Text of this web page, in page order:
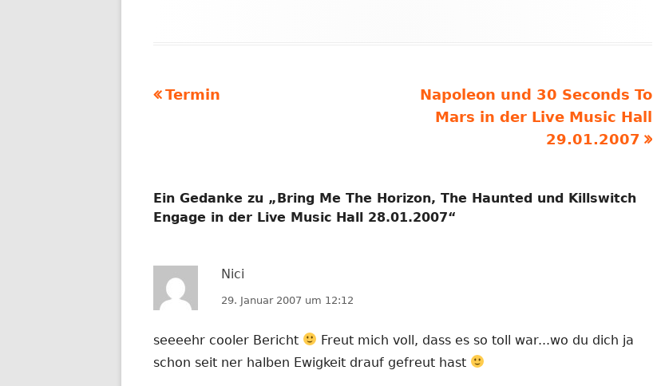
Beitragsnavigation
Vorheriger
Termin
Nächster
Beitrag
Napoleon und 30 Seconds To
Mars in der Live Music Hall
29.01.2007
Ein Gedanke zu „Bring Me The Horizon, The Haunted und Killswitch
Engage in der Live Music Hall 28.01.2007“
Nici
29. Januar 2007 um 12:12
seeeehr cooler Bericht
Freut mich voll, dass es so toll war...wo du dich ja
schon seit ner halben Ewigkeit drauf gefreut hast